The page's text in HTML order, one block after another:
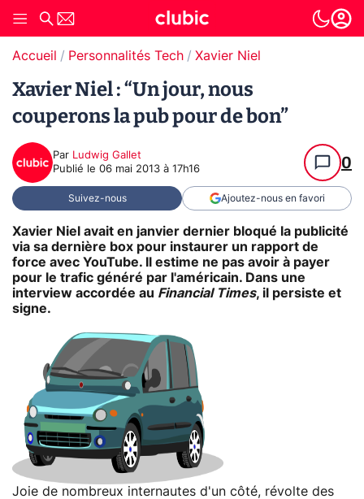
Accueil Personnalités Tech Xavier Niel
Xavier Niel : “Un jour, nous
couperons la pub pour de bon”
Par Ludwig Gallet
Publié le 06 mai 2013 à 17h16 0
Suivez-nous Ajoutez-nous en favori
Xavier Niel avait en janvier dernier bloqué la publicité
via sa dernière box pour instaurer un rapport de
force avec YouTube. Il estime ne pas avoir à payer
pour le trafic généré par l'américain. Dans une
interview accordée au Financial Times, il persiste et
signe.
Joie de nombreux internautes d'un côté, révolte des